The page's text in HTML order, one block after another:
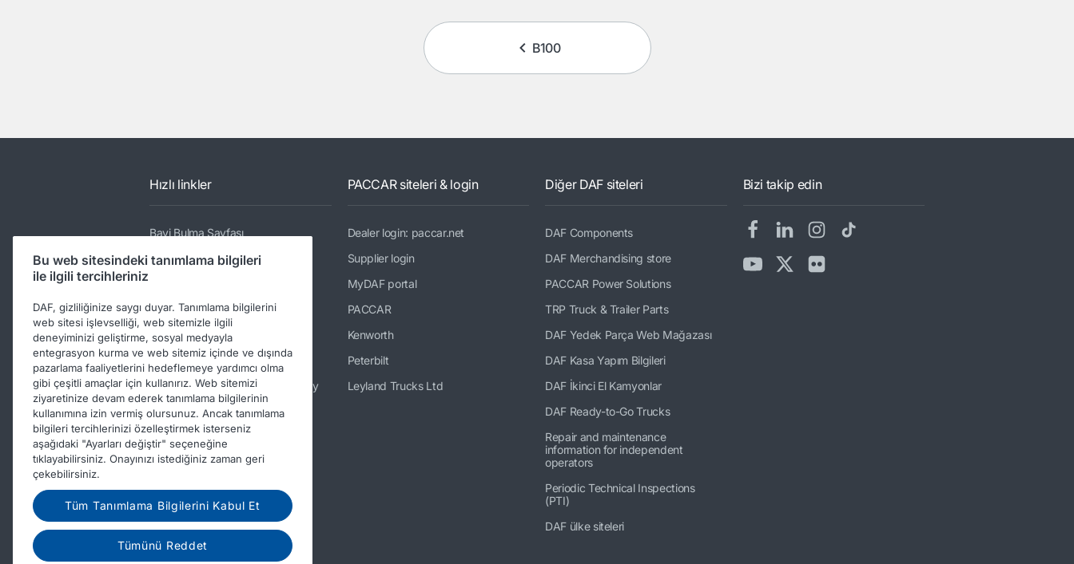
B100
Hızlı linkler
Bayi Bulma Sayfası
Kamyonlar
Haberler ve Medya
Türkiye'deki DAF'ta çalışma
DAF Hakkında
İletişim bilgileri DAF Trucks Turkey
davranış kodu
PACCAR siteleri & login
Dealer login: paccar.net
Supplier login
MyDAF portal
PACCAR
Kenworth
Peterbilt
Leyland Trucks Ltd
Diğer DAF siteleri
DAF Components
DAF Merchandising store
PACCAR Power Solutions
TRP Truck & Trailer Parts
DAF Yedek Parça Web Mağazası
DAF Kasa Yapım Bilgileri
DAF İkinci El Kamyonlar
DAF Ready-to-Go Trucks
Repair and maintenance
information for independent
operators
Periodic Technical Inspections
(PTI)
DAF ülke siteleri
Bizi takip edin
Bu web sitesindeki tanımlama bilgileri
ile ilgili tercihleriniz
DAF, gizliliğinize saygı duyar. Tanımlama bilgilerini
web sitesi işlevselliği, web sitemizle ilgili
deneyiminizi geliştirme, sosyal medyayla
entegrasyon kurma ve web sitemiz içinde ve dışında
pazarlama faaliyetlerini hedeflemeye yardımcı olma
gibi çeşitli amaçlar için kullanırız. Web sitemizi
ziyaretinize devam ederek tanımlama bilgilerinin
kullanımına izin vermiş olursunuz. Ancak tanımlama
bilgileri tercihlerinizi özelleştirmek isterseniz
aşağıdaki "Ayarları değiştir" seçeneğine
tıklayabilirsiniz. Onayınızı istediğiniz zaman geri
çekebilirsiniz.
Tüm Tanımlama Bilgilerini Kabul Et
Tümünü Reddet